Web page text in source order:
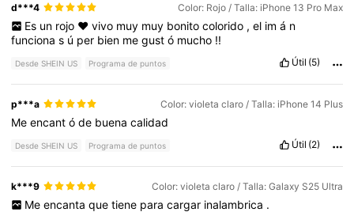
d***4 Color: Rojo / Talla: iPhone 13 Pro Max
Es un rojo ❤️ vivo muy muy bonito colorido , el im á n
funcionas ú per bien megustó mucho !!
Desde SHEIN US Programa de puntos Útil (5)
p***a Color: violeta claro / Talla: iPhone 14 Plus
Meencantóde buenacalidad
Desde SHEIN US Programa de puntos Útil (2)
k***9 Color: violeta claro / Talla: Galaxy S25 Ultra
Me encanta que tiene para cargar inalambrica .